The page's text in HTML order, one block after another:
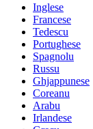
Inglese
Francese
Tedescu
Portughese
Spagnolu
Russu
Ghjappunese
Coreanu
Arabu
Irlandese